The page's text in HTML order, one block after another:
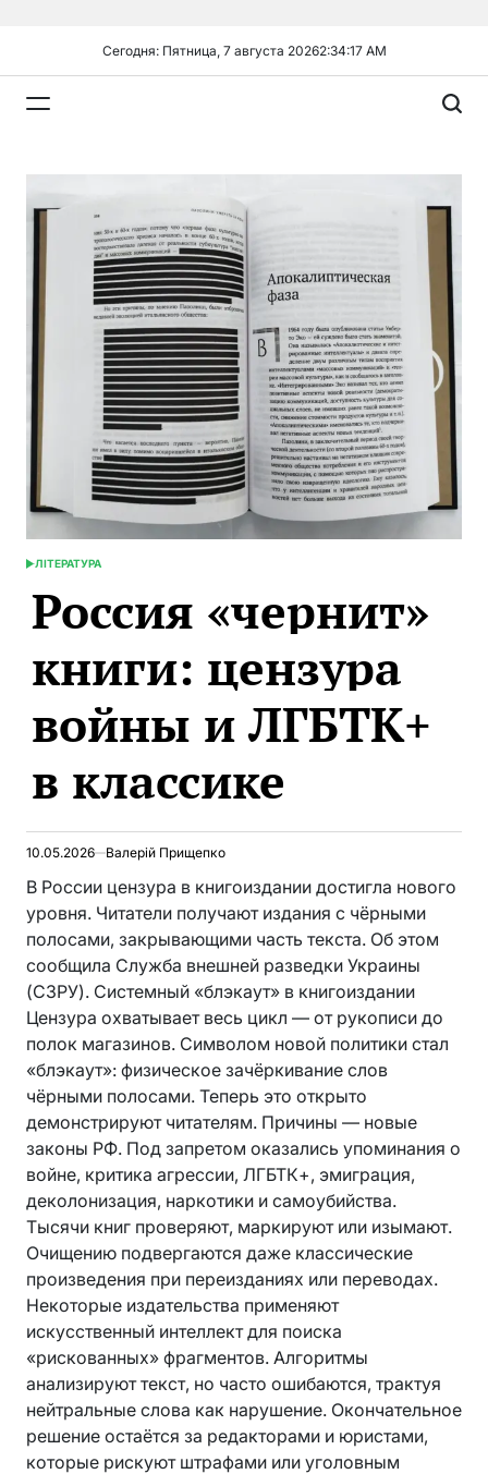
Сегодня: Пятница, 7 августа 20262:34:17 AM
ОПУБЛИКОВАНО
ЛІТЕРАТУРА
Россия «чернит»
книги: цензура
войны и ЛГБТК+
в классике
10.05.2026 Валерій Прищепко
В России цензура в книгоиздании достигла нового
уровня. Читатели получают издания с чёрными
полосами, закрывающими часть текста. Об этом
сообщила Служба внешней разведки Украины
(СЗРУ). Системный «блэкаут» в книгоиздании
Цензура охватывает весь цикл — от рукописи до
полок магазинов. Символом новой политики стал
«блэкаут»: физическое зачёркивание слов
чёрными полосами. Теперь это открыто
демонстрируют читателям. Причины — новые
законы РФ. Под запретом оказались упоминания о
войне, критика агрессии, ЛГБТК+, эмиграция,
деколонизация, наркотики и самоубийства.
Тысячи книг проверяют, маркируют или изымают.
Очищению подвергаются даже классические
произведения при переизданиях или переводах.
Некоторые издательства применяют
искусственный интеллект для поиска
«рискованных» фрагментов. Алгоритмы
анализируют текст, но часто ошибаются, трактуя
нейтральные слова как нарушение. Окончательное
решение остаётся за редакторами и юристами,
которые рискуют штрафами или уголовным